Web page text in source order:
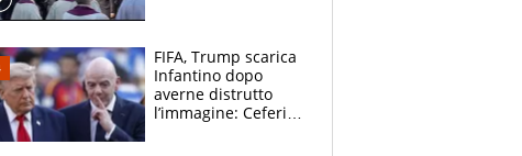
FIFA, Trump scarica
Infantino dopo
averne distrutto
l’immagine: Ceferin